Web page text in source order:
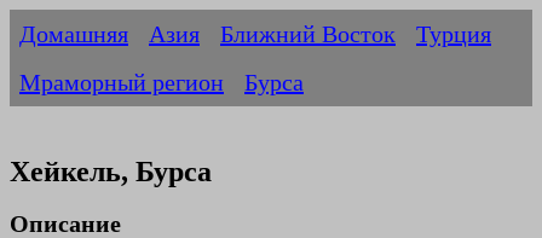
Домашняя Азия Ближний Восток
Турция
Мраморный регион
Бурса
Хейкель, Бурса
Описание